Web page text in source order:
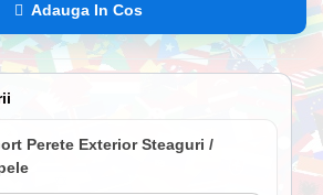
Adauga In Cos
Perete Exterior Steaguri /